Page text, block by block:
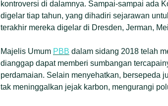
kontroversi di dalamnya. Sampai-sampai ada
digelar tiap tahun, yang dihadiri sejarawan
terakhir mereka digelar di Dresden, Jerman,
Majelis Umum PBB dalam sidang 2018 telah
dianggap dapat memberi sumbangan
perdamaian. Selain menyehatkan, bersepeda
tak meninggalkan jejak karbon, mengurangi